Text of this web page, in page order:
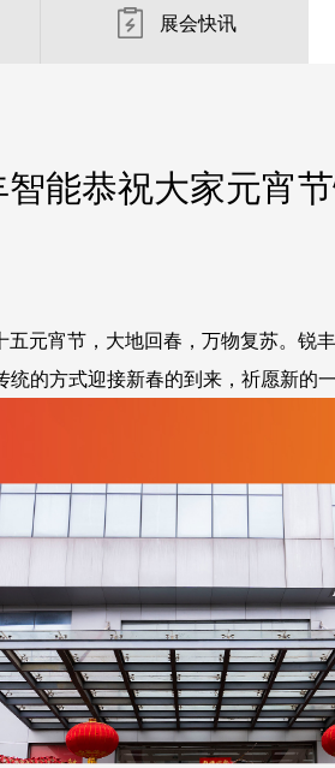
展会快讯
能恭祝大家元宵节
元宵节，大地回春，万物复苏。锐
的方式迎接新春的到来，祈愿新的